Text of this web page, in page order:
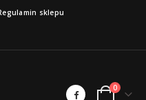
sklepu
0